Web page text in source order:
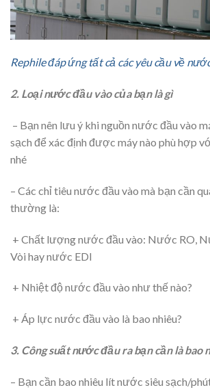
Rephile đáp ứng tất cả các yêu cầu về
2. Loại nước đầu vào của bạn là gì
– Bạn nên lưu ý khi nguồn nước đầu vào
sạch để xác định được máy nào phù hợp
nhé
– Các chỉ tiêu nước đầu vào mà bạn cần
thường là:
+ Chất lượng nước đầu vào: Nước RO,
Vòi hay nước EDI
+ Nhiệt độ nước đầu vào như thế nào?
+ Áp lực nước đầu vào là bao nhiêu?
3. Công suất nước đầu ra bạn cần là bao
– Bạn cần bao nhiêu lít nước siêu sạch/